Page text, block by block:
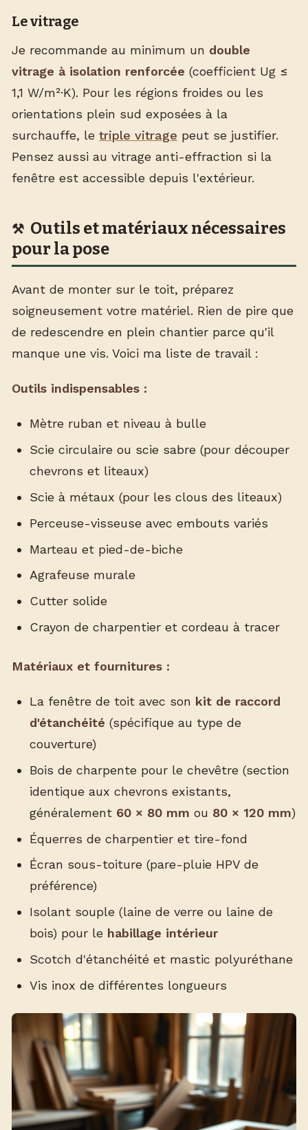
Le vitrage
Je recommande au minimum un double
vitrage à isolation renforcée (coefficient Ug ≤
1,1 W/m²·K). Pour les régions froides ou les
orientations plein sud exposées à la
surchauffe, le triple vitrage peut se justifier.
Pensez aussi au vitrage anti-effraction si la
fenêtre est accessible depuis l'extérieur.
Outils et matériaux nécessaires
pour la pose
Avant de monter sur le toit, préparez
soigneusement votre matériel. Rien de pire que
de redescendre en plein chantier parce qu'il
manque une vis. Voici ma liste de travail :
Outils indispensables :
Mètre ruban et niveau à bulle
Scie circulaire ou scie sabre (pour découper
chevrons et liteaux)
Scie à métaux (pour les clous des liteaux)
Perceuse-visseuse avec embouts variés
Marteau et pied-de-biche
Agrafeuse murale
Cutter solide
Crayon de charpentier et cordeau à tracer
Matériaux et fournitures :
La fenêtre de toit avec son kit de raccord
d'étanchéité (spécifique au type de
couverture)
Bois de charpente pour le chevêtre (section
identique aux chevrons existants,
généralement 60 × 80 mm ou 80 × 120 mm)
Équerres de charpentier et tire-fond
Écran sous-toiture (pare-pluie HPV de
préférence)
Isolant souple (laine de verre ou laine de
bois) pour le habillage intérieur
Scotch d'étanchéité et mastic polyuréthane
Vis inox de différentes longueurs